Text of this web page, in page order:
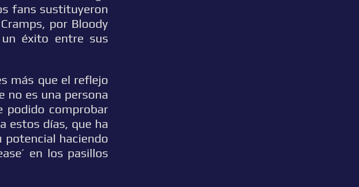
fans sustituyeron
por Bloody
éxito entre sus
más que el reflejo
no es una persona
podido comprobar
estos días, que ha
haciendo
en los pasillos